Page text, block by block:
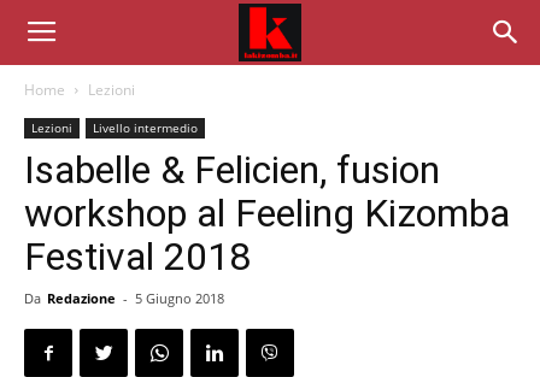
Home Lezioni
Lezioni Livello intermedio
Isabelle & Felicien, fusion
workshop al Feeling Kizomba
Festival 2018
Da Redazione - 5 Giugno 2018